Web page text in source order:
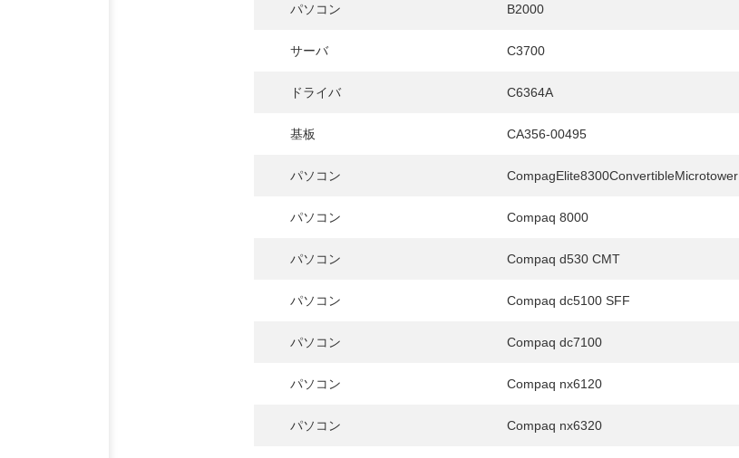
パソコン B2000
サーバ C3700
ドライバ C6364A
基板 CA356-00495
パソコン CompagElite8300ConvertibleMicrotower
パソコン Compaq 8000
パソコン Compaq d530 CMT
パソコン Compaq dc5100 SFF
パソコン Compaq dc7100
パソコン Compaq nx6120
パソコン Compaq nx6320